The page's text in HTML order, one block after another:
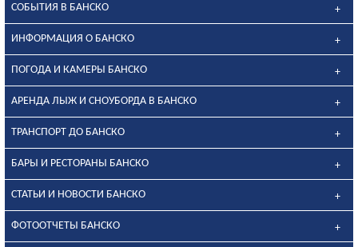
СОБЫТИЯ В БАНСКО
ИНФОРМАЦИЯ О БАНСКО
ПОГОДА И КАМЕРЫ БАНСКО
АРЕНДА ЛЫЖ И СНОУБОРДА В БАНСКО
ТРАНСПОРТ ДО БАНСКО
БАРЫ И РЕСТОРАНЫ БАНСКО
СТАТЬИ И НОВОСТИ БАНСКО
ФОТООТЧЕТЫ БАНСКО